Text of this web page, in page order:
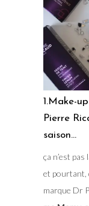
1.Make-
Pierre
saison…
ça n’est
et pourtant,
marque Dr